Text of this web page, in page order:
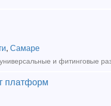
, Самаре
платформ